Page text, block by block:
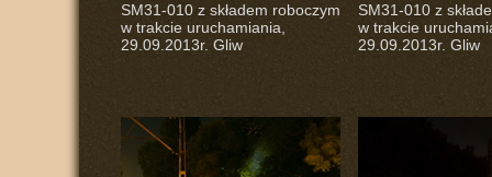
SM31-010 z składem roboczym
w trakcie uruchamiania,
29.09.2013r. Gliw
SM31-010 z
w trakcie
29.09.2013r. Gliw